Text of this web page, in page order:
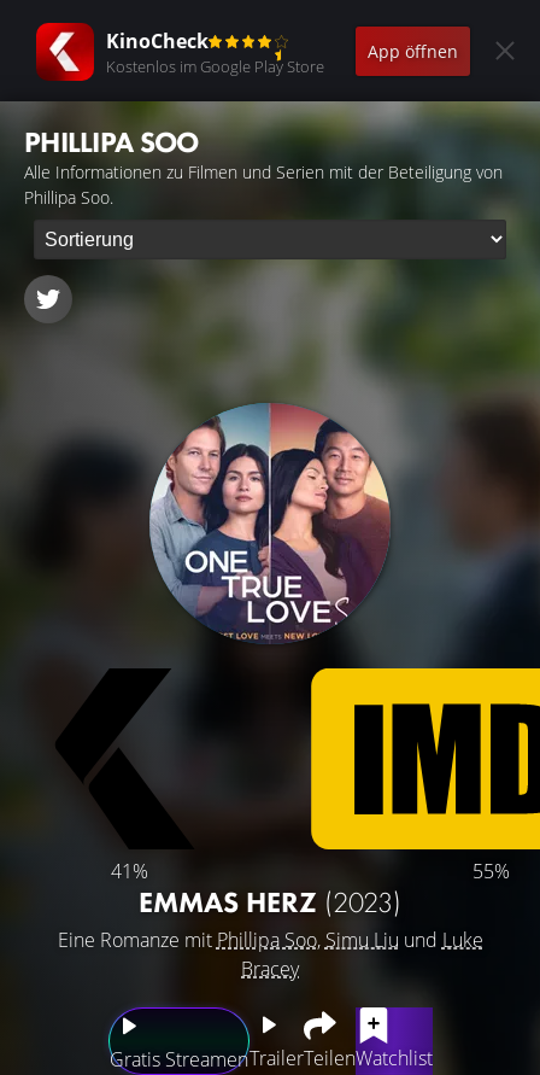
KinoCheck
Kostenlos im Google Play Store
App öffnen
PHILLIPA SOO
Alle Informationen zu Filmen und Serien mit der Beteiligung von
Phillipa Soo.
41% 55%
EMMAS HERZ (2023)
Eine Romanze mit Phillipa Soo, Simu Liu und Luke
Bracey
Gratis StreamenTrailerTeilenWatchlist